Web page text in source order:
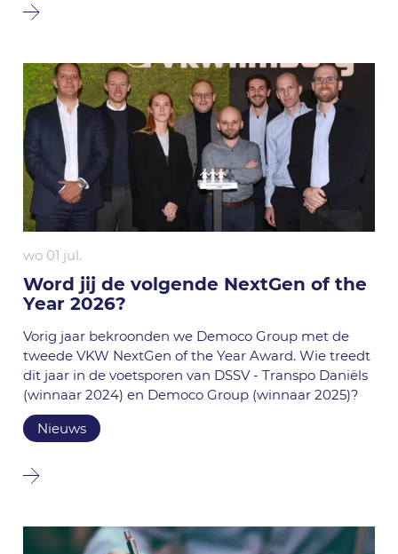
wo 01 jul.
Word jij de volgende NextGen of the
Year 2026?
Vorig jaar bekroonden we Democo Group met de
tweede VKW NextGen of the Year Award. Wie treedt
dit jaar in de voetsporen van DSSV - Transpo Daniëls
(winnaar 2024) en Democo Group (winnaar 2025)?
Nieuws